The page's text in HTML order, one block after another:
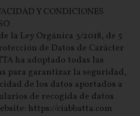
Y CONDICIONES
la Ley Orgánica 3/2018, de 5
de Datos de Carácter
ha adoptado todas las
para garantizar la seguridad,
de los datos aportados a
de recogida de datos
https://ciabbatta.com